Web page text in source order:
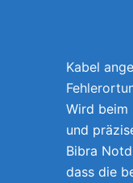
Kabel
Wird beim
und
Bibra
dass die